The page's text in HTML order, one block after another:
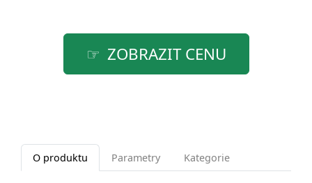
ZOBRAZIT CENU
O produktu Parametry Kategorie